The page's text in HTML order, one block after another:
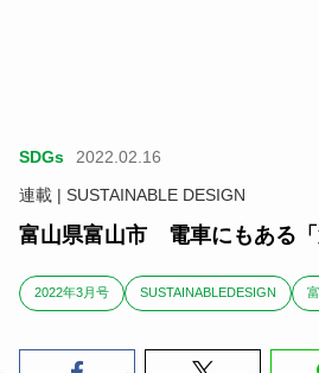
SDGs
2022.02.16
連載 | SUSTAINABLE DESIGN
富山県富山市 電車にもある「
2022年3月号 SUSTAINABLEDESIGN